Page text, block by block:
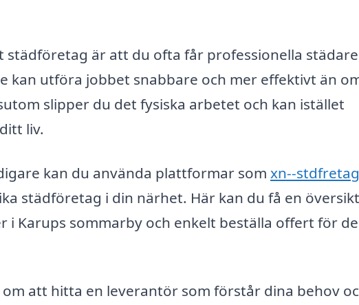
städföretag är att du ofta får professionella
kan utföra jobbet snabbare och mer effektivt än
slipper du det fysiska arbetet och kan istället
liv.
kan du använda plattformar som xn--
städföretag i din närhet. Här kan du få en
Karups sommarby och enkelt beställa offert för de
att hitta en leverantör som förstår dina behov